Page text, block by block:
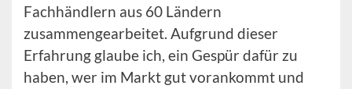
Fachhändlern aus 60 Ländern
zusammengearbeitet. Aufgrund dieser
Erfahrung glaube ich, ein Gespür dafür zu
haben, wer im Markt gut vorankommt und